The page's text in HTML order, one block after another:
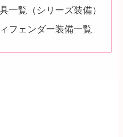
一覧（シリーズ装備）
フェンダー装備一覧